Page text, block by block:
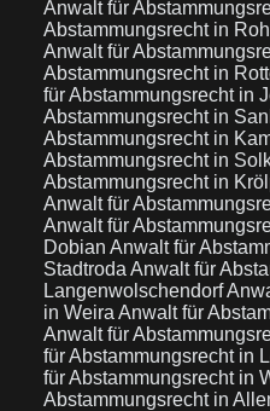
Anwalt für
Abstammungsrecht in
Anwalt für
Abstammungsrecht in
für Abstammungsrecht in
Abstammungsrecht in
Abstammungsrecht in
Abstammungsrecht in
Abstammungsrecht in
Anwalt für
Anwalt für
Dobian Anwalt für
Stadtroda Anwalt für
Langenwolschendorf
in Weira Anwalt für
Anwalt für
für Abstammungsrecht in
für Abstammungsrecht in
Abstammungsrecht in